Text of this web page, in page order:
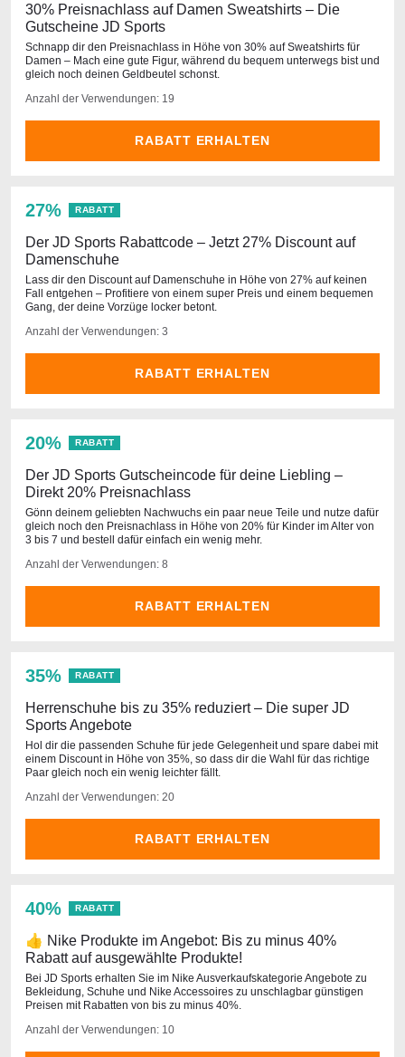
30% Preisnachlass auf Damen Sweatshirts – Die
Gutscheine JD Sports
Schnapp dir den Preisnachlass in Höhe von 30% auf Sweatshirts für
Damen – Mach eine gute Figur, während du bequem unterwegs bist und
gleich noch deinen Geldbeutel schonst.
Anzahl der Verwendungen: 19
RABATT ERHALTEN
27% RABATT
Der JD Sports Rabattcode – Jetzt 27% Discount auf
Damenschuhe
Lass dir den Discount auf Damenschuhe in Höhe von 27% auf keinen
Fall entgehen – Profitiere von einem super Preis und einem bequemen
Gang, der deine Vorzüge locker betont.
Anzahl der Verwendungen: 3
RABATT ERHALTEN
20% RABATT
Der JD Sports Gutscheincode für deine Liebling –
Direkt 20% Preisnachlass
Gönn deinem geliebten Nachwuchs ein paar neue Teile und nutze dafür
gleich noch den Preisnachlass in Höhe von 20% für Kinder im Alter von
3 bis 7 und bestell dafür einfach ein wenig mehr.
Anzahl der Verwendungen: 8
RABATT ERHALTEN
35% RABATT
Herrenschuhe bis zu 35% reduziert – Die super JD
Sports Angebote
Hol dir die passenden Schuhe für jede Gelegenheit und spare dabei mit
einem Discount in Höhe von 35%, so dass dir die Wahl für das richtige
Paar gleich noch ein wenig leichter fällt.
Anzahl der Verwendungen: 20
RABATT ERHALTEN
40% RABATT
👍 Nike Produkte im Angebot: Bis zu minus 40%
Rabatt auf ausgewählte Produkte!
Bei JD Sports erhalten Sie im Nike Ausverkaufskategorie Angebote zu
Bekleidung, Schuhe und Nike Accessoires zu unschlagbar günstigen
Preisen mit Rabatten von bis zu minus 40%.
Anzahl der Verwendungen: 10